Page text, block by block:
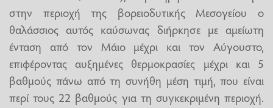
στην περιοχή της βορειοδυτικής Μεσογείου ο
θαλάσσιος αυτός καύσωνας διήρκησε με αμείωτη
ένταση από τον Μάιο μέχρι και τον Αύγουστο,
επιφέροντας αυξημένες θερμοκρασίες μέχρι και 5
βαθμούς πάνω από τη συνήθη μέση τιμή, που είναι
περί τους 22 βαθμούς για τη συγκεκριμένη περιοχή.